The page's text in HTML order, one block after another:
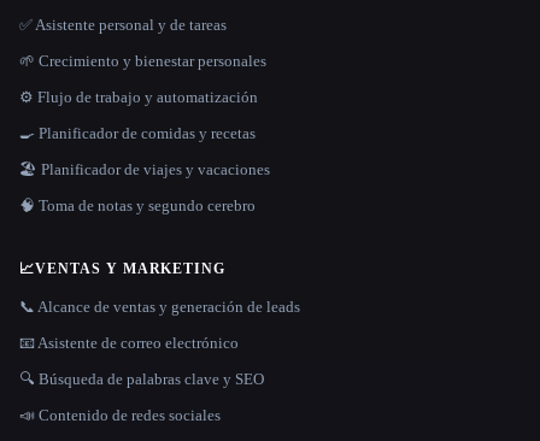
✅ Asistente personal y de tareas
🌱 Crecimiento y bienestar personales
⚙️ Flujo de trabajo y automatización
🍳 Planificador de comidas y recetas
🏖 Planificador de viajes y vacaciones
🧠 Toma de notas y segundo cerebro
📈VENTAS Y MARKETING
📞 Alcance de ventas y generación de leads
📧 Asistente de correo electrónico
🔍 Búsqueda de palabras clave y SEO
📣 Contenido de redes sociales